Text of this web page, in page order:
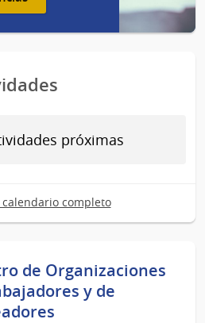
próximas
completo
de Organizaciones
y de